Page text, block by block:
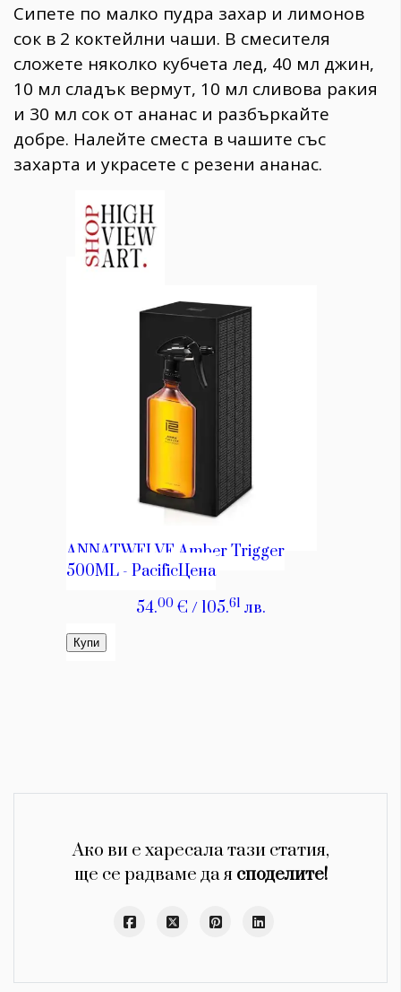
Сипете по малко пудра захар и лимонов
сок в 2 коктейлни чаши. В смесителя
сложете няколко кубчета лед, 40 мл джин,
10 мл сладък вермут, 10 мл сливова ракия
и 30 мл сок от ананас и разбъркайте
добре. Налейте сместа в чашите със
захарта и украсете с резени ананас.
Ако ви е харесала тази статия,
ще се радваме да я споделите!